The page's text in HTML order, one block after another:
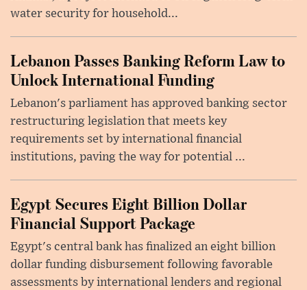
water security for household...
Lebanon Passes Banking Reform Law to
Unlock International Funding
Lebanon's parliament has approved banking sector
restructuring legislation that meets key
requirements set by international financial
institutions, paving the way for potential ...
Egypt Secures Eight Billion Dollar
Financial Support Package
Egypt's central bank has finalized an eight billion
dollar funding disbursement following favorable
assessments by international lenders and regional